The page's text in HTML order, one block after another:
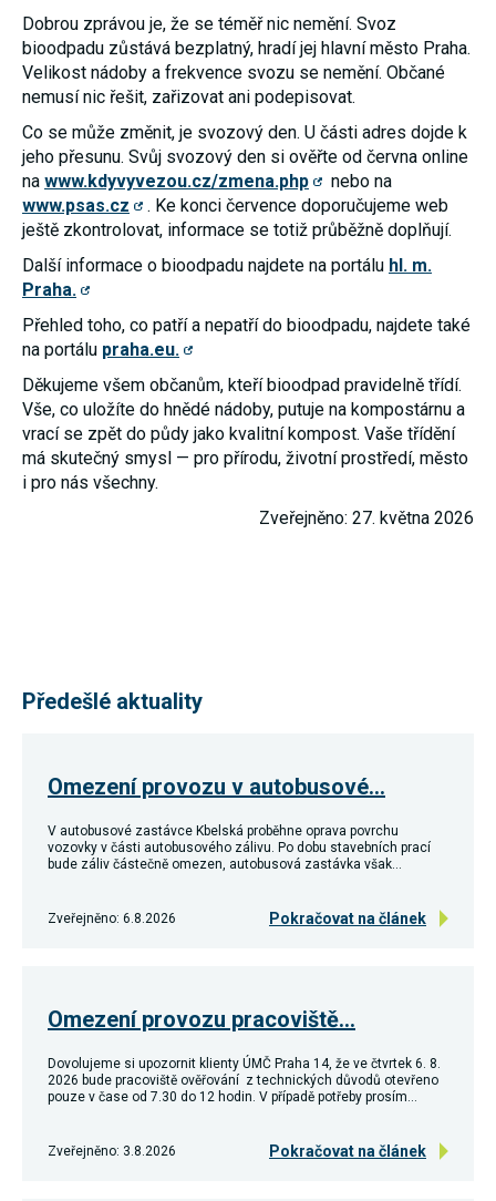
Dobrou zprávou je, že se téměř nic nemění. Svoz
bioodpadu zůstává bezplatný, hradí jej hlavní město Praha.
Velikost nádoby a frekvence svozu se nemění. Občané
nemusí nic řešit, zařizovat ani podepisovat.
Co se může změnit, je svozový den. U části adres dojde k
jeho přesunu. Svůj svozový den si ověřte od června online
na www.kdyvyvezou.cz/zmena.php
nebo na
www.psas.cz
. Ke konci července doporučujeme web
ještě zkontrolovat, informace se totiž průběžně doplňují.
Další informace o bioodpadu najdete na portálu hl. m.
Praha.
Přehled toho, co patří a nepatří do bioodpadu, najdete také
na portálu praha.eu.
Děkujeme všem občanům, kteří bioodpad pravidelně třídí.
Vše, co uložíte do hnědé nádoby, putuje na kompostárnu a
vrací se zpět do půdy jako kvalitní kompost. Vaše třídění
má skutečný smysl — pro přírodu, životní prostředí, město
i pro nás všechny.
Zveřejněno: 27. května 2026
Předešlé aktuality
Omezení provozu v autobusové…
V autobusové zastávce Kbelská proběhne oprava povrchu
vozovky v části autobusového zálivu. Po dobu stavebních prací
bude záliv částečně omezen, autobusová zastávka však…
Zveřejněno: 6.8.2026 Pokračovat na článek
Omezení provozu pracoviště…
Dovolujeme si upozornit klienty ÚMČ Praha 14, že ve čtvrtek 6. 8.
2026 bude pracoviště ověřování z technických důvodů otevřeno
pouze v čase od 7.30 do 12 hodin. V případě potřeby prosím…
Zveřejněno: 3.8.2026 Pokračovat na článek
cookies
zpracováváme
souhrnně,
bez použití
identifikátorů,
na konkrétní
uživatelé
našeho webu.
Pokud
vypnete
používání
analytických
cookies ve
vztahu k Vaší
možnost
optimalizace
našich
opatření.
Používáme rovněž
používáme my
nebo naši partneři,
mohli zobrazit
vhodné obsahy
nebo reklamy jak na
třetích subjektů.
profily. Na základě
není zpravidla
možná
bezprostřední
používány pouze
pseudonymizované